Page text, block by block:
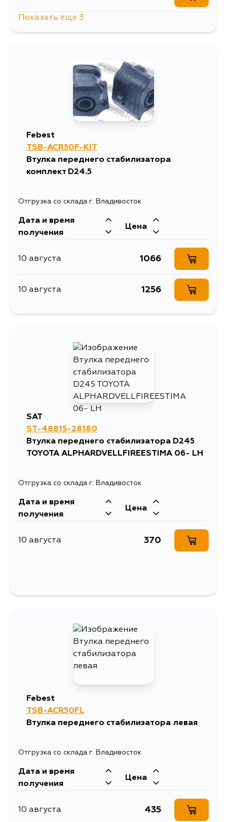
561
Показать еще 3
Febest
TSB-ACR50F-KIT
Втулка переднего стабилизатора
комплект D24.5
Отгрузка со склада г. Владивосток
Дата и время
получения
Цена
10 августа 1066
10 августа 1256
SAT
ST-48815-28180
Втулка переднего стабилизатора D245
TOYOTA ALPHARDVELLFIREESTIMA 06- LH
Отгрузка со склада г. Владивосток
Дата и время
получения
Цена
10 августа 370
Febest
TSB-ACR50FL
Втулка переднего стабилизатора левая
Отгрузка со склада г. Владивосток
Дата и время
получения
Цена
10 августа 435